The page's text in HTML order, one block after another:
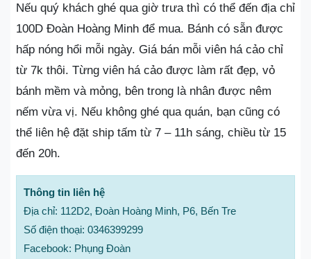
Nếu quý khách ghé qua giờ trưa thì có thể đến địa chỉ
100D Đoàn Hoàng Minh để mua. Bánh có sẵn được
hấp nóng hổi mỗi ngày. Giá bán mỗi viên há cảo chỉ
từ 7k thôi. Từng viên há cảo được làm rất đẹp, vỏ
bánh mềm và mỏng, bên trong là nhân được nêm
nếm vừa vị. Nếu không ghé qua quán, bạn cũng có
thể liên hệ đặt ship tấm từ 7 – 11h sáng, chiều từ 15
đến 20h.
Thông tin liên hệ
Địa chỉ: 112D2, Đoàn Hoàng Minh, P6, Bến Tre
Số điện thoại: 0346399299
Facebook: Phụng Đoàn